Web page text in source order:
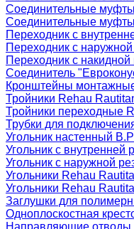
Соединительные
Соединительные
Переходник с
Переходник с
Переходник с
Соединитель
Кронштейны
Тройники Rehau
Тройники переходные
Трубки для
Угольник настенный
Угольник с внутренней
Угольник с наружной
Угольники Rehau
Угольники Rehau
Заглушки для
Одноплоскостная
Направляющие отводы